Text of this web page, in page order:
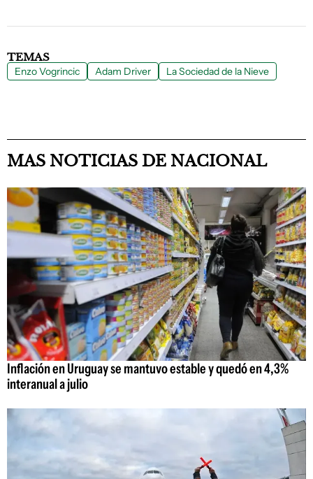
TEMAS
Enzo Vogrincic Adam Driver La Sociedad de la Nieve
MAS NOTICIAS DE NACIONAL
Inflación en Uruguay se mantuvo estable y quedó en 4,3%
interanual a julio